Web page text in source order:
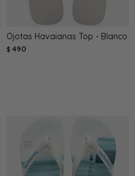
Ojotas Havaianas Top - Blanco
$ 490